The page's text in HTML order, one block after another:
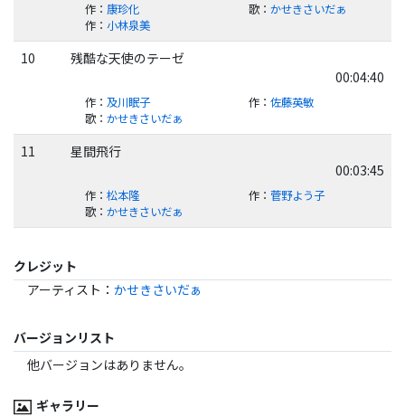
作： 康珍化 歌： かせきさいだぁ
作： 小林泉美
10
残酷な天使のテーゼ
00:04:40
作： 及川眠子 作： 佐藤英敏
歌： かせきさいだぁ
11
星間飛行
00:03:45
作： 松本隆 作： 菅野よう子
歌： かせきさいだぁ
クレジット
アーティスト ： かせきさいだぁ
バージョンリスト
他バージョンはありません。
ギャラリー